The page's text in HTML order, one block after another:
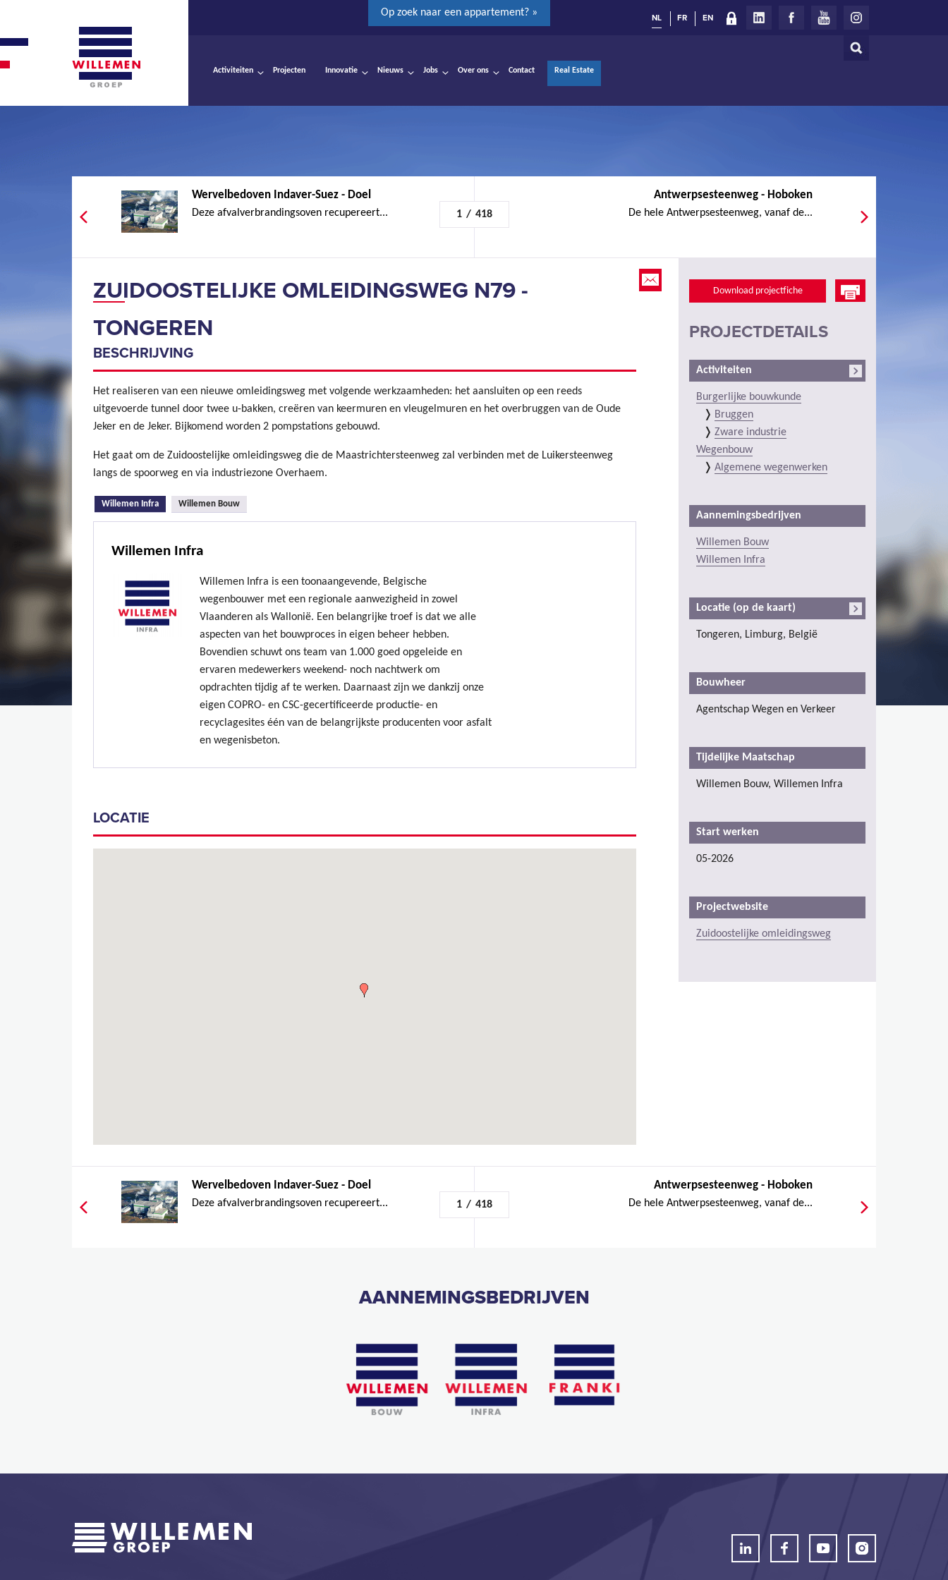
Op zoek naar een appartement? »
Zoeken
NL FR EN
Activiteiten Projecten Innovatie Nieuws Jobs Over ons Contact Real Estate
Wervelbedoven Indaver-Suez - Doel
Deze afvalverbrandingsoven recupereert... 1 / 418
Antwerpsesteenweg - Hoboken
De hele Antwerpsesteenweg, vanaf de...
ZUIDOOSTELIJKE OMLEIDINGSWEG N79 -
TONGEREN
BESCHRIJVING
Het realiseren van een nieuwe omleidingsweg met volgende werkzaamheden: het aansluiten op een reeds
uitgevoerde tunnel door twee u-bakken, creëren van keermuren en vleugelmuren en het overbruggen van de Oude
Jeker en de Jeker. Bijkomend worden 2 pompstations gebouwd.
Het gaat om de Zuidoostelijke omleidingsweg die de Maastrichtersteenweg zal verbinden met de Luikersteenweg
langs de spoorweg en via industriezone Overhaem.
Willemen Infra (actieve tabblad)
Willemen Bouw
Willemen Infra
Willemen Infra is een toonaangevende, Belgische
wegenbouwer met een regionale aanwezigheid in zowel
Vlaanderen als Wallonië. Een belangrijke troef is dat we alle
aspecten van het bouwproces in eigen beheer hebben.
Bovendien schuwt ons team van 1.000 goed opgeleide en
ervaren medewerkers weekend- noch nachtwerk om
opdrachten tijdig af te werken. Daarnaast zijn we dankzij onze
eigen COPRO- en CSC-gecertificeerde productie- en
recyclagesites één van de belangrijkste producenten voor asfalt
en wegenisbeton.
LOCATIE
Download projectfiche
PROJECTDETAILS
Activiteiten
Burgerlijke bouwkunde
Bruggen
Zware industrie
Wegenbouw
Algemene wegenwerken
Aannemingsbedrijven
Willemen Bouw
Willemen Infra
Locatie (op de kaart)
Tongeren, Limburg, België
Bouwheer
Agentschap Wegen en Verkeer
Tijdelijke Maatschap
Willemen Bouw, Willemen Infra
Start werken
05-2026
Projectwebsite
Zuidoostelijke omleidingsweg
Wervelbedoven Indaver-Suez - Doel
Deze afvalverbrandingsoven recupereert... 1 / 418
Antwerpsesteenweg - Hoboken
De hele Antwerpsesteenweg, vanaf de...
AANNEMINGSBEDRIJVEN